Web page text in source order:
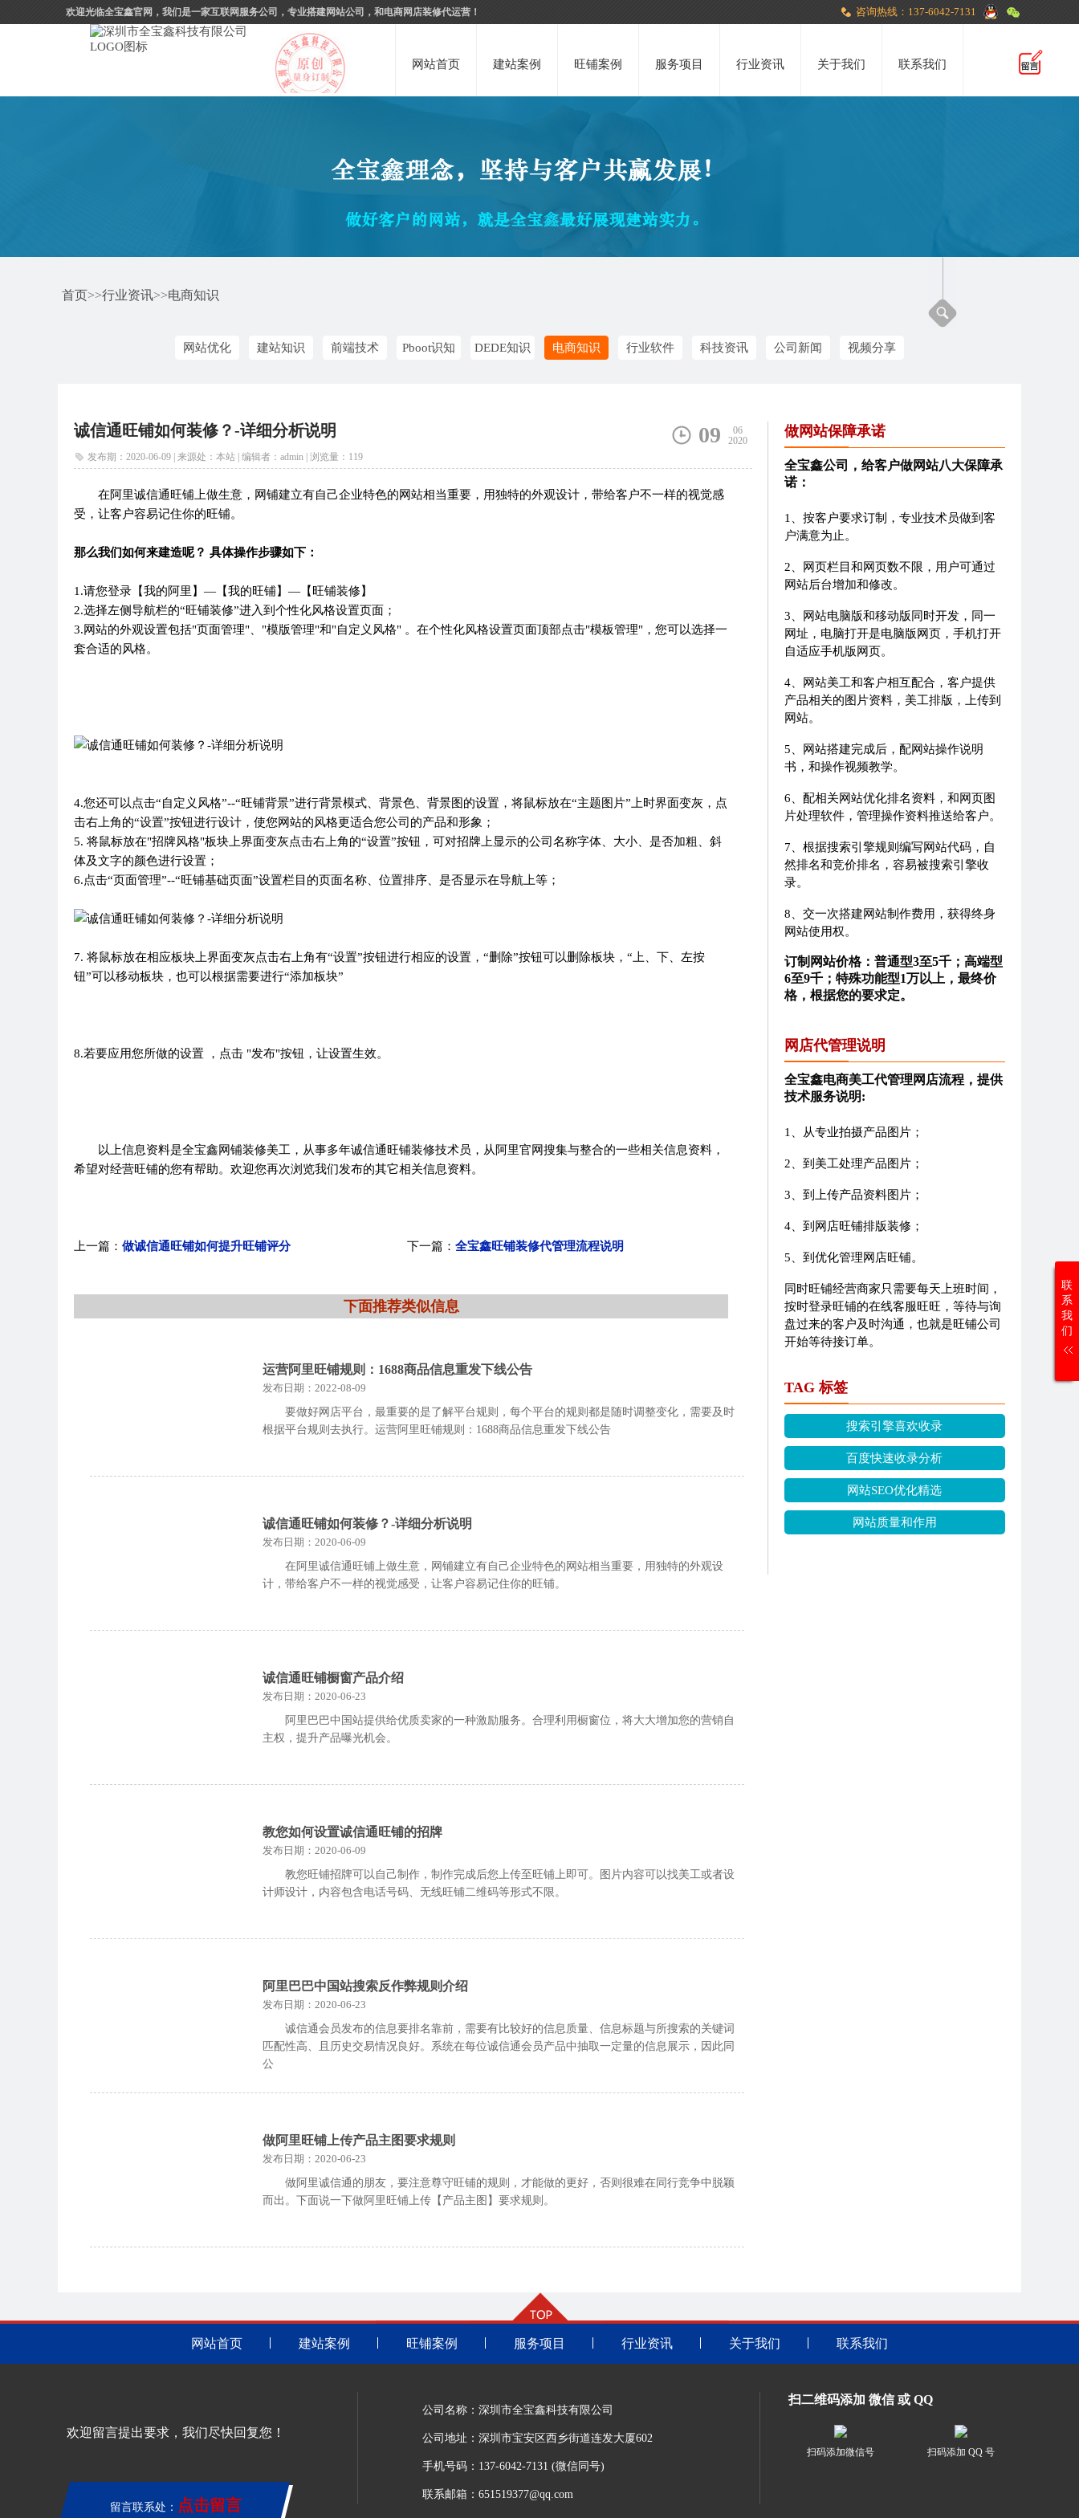
欢迎光临全宝鑫官网，我们是一家互联网服务公司，专业搭建网站公司，和电商网店装修代运营！ 咨询热线：137-6042-7131
网站首页 建站案例 旺铺案例 服务项目 行业资讯 关于我们 联系我们
首页>>行业资讯>>电商知识
网站优化 建站知识 前端技术 Pboot识知 DEDE知识 电商知识 行业软件 科技资讯 公司新闻 视频分享
诚信通旺铺如何装修？-详细分析说明
发布期：2020-06-09 | 来源处：本站 | 编辑者：admin | 浏览量： 119
09
06
2020
在阿里诚信通旺铺上做生意，网铺建立有自己企业特色的网站相当重要，用独特的外观设计，带给客户不一样的视觉感
受，让客户容易记住你的旺铺。
那么我们如何来建造呢？ 具体操作步骤如下：
1.请您登录【我的阿里】—【我的旺铺】—【旺铺装修】
2.选择左侧导航栏的“旺铺装修”进入到个性化风格设置页面；
3.网站的外观设置包括"页面管理"、"模版管理"和"自定义风格" 。在个性化风格设置页面顶部点击"模板管理"，您可以选择一
套合适的风格。
4.您还可以点击“自定义风格”--“旺铺背景”进行背景模式、背景色、背景图的设置，将鼠标放在“主题图片”上时界面变灰，点
击右上角的“设置”按钮进行设计，使您网站的风格更适合您公司的产品和形象；
5. 将鼠标放在"招牌风格"板块上界面变灰点击右上角的“设置”按钮，可对招牌上显示的公司名称字体、大小、是否加粗、斜
体及文字的颜色进行设置；
6.点击“页面管理”--“旺铺基础页面”设置栏目的页面名称、位置排序、是否显示在导航上等；
7. 将鼠标放在相应板块上界面变灰点击右上角有“设置”按钮进行相应的设置，“删除”按钮可以删除板块，“上、下、左按
钮”可以移动板块，也可以根据需要进行“添加板块”
8.若要应用您所做的设置 ，点击 "发布"按钮，让设置生效。
以上信息资料是全宝鑫网铺装修美工，从事多年诚信通旺铺装修技术员，从阿里官网搜集与整合的一些相关信息资料，
希望对经营旺铺的您有帮助。欢迎您再次浏览我们发布的其它相关信息资料。
上一篇： 做诚信通旺铺如何提升旺铺评分 下一篇： 全宝鑫旺铺装修代管理流程说明
下面推荐类似信息
运营阿里旺铺规则：1688商品信息重发下线公告
发布日期：2022-08-09
要做好网店平台，最重要的是了解平台规则，每个平台的规则都是随时调整变化，需要及时
根据平台规则去执行。运营阿里旺铺规则：1688商品信息重发下线公告
诚信通旺铺如何装修？-详细分析说明
发布日期：2020-06-09
在阿里诚信通旺铺上做生意，网铺建立有自己企业特色的网站相当重要，用独特的外观设
计，带给客户不一样的视觉感受，让客户容易记住你的旺铺。
诚信通旺铺橱窗产品介绍
发布日期：2020-06-23
阿里巴巴中国站提供给优质卖家的一种激励服务。合理利用橱窗位，将大大增加您的营销自
主权，提升产品曝光机会。
教您如何设置诚信通旺铺的招牌
发布日期：2020-06-09
教您旺铺招牌可以自己制作，制作完成后您上传至旺铺上即可。图片内容可以找美工或者设
计师设计，内容包含电话号码、无线旺铺二维码等形式不限。
阿里巴巴中国站搜索反作弊规则介绍
发布日期：2020-06-23
诚信通会员发布的信息要排名靠前，需要有比较好的信息质量、信息标题与所搜索的关键词
匹配性高、且历史交易情况良好。系统在每位诚信通会员产品中抽取一定量的信息展示，因此同
公
做阿里旺铺上传产品主图要求规则
发布日期：2020-06-23
做阿里诚信通的朋友，要注意尊守旺铺的规则，才能做的更好，否则很难在同行竞争中脱颖
而出。下面说一下做阿里旺铺上传【产品主图】要求规则。
做网站保障承诺
全宝鑫公司，给客户做网站八大保障承
诺：
1、按客户要求订制，专业技术员做到客
户满意为止。
2、网页栏目和网页数不限，用户可通过
网站后台增加和修改。
3、网站电脑版和移动版同时开发，同一
网址，电脑打开是电脑版网页，手机打开
自适应手机版网页。
4、网站美工和客户相互配合，客户提供
产品相关的图片资料，美工排版，上传到
网站。
5、网站搭建完成后，配网站操作说明
书，和操作视频教学。
6、配相关网站优化排名资料，和网页图
片处理软件，管理操作资料推送给客户。
7、根据搜索引擎规则编写网站代码，自
然排名和竞价排名，容易被搜索引擎收
录。
8、交一次搭建网站制作费用，获得终身
网站使用权。
订制网站价格：普通型3至5千；高端型
6至9千；特殊功能型1万以上，最终价
格，根据您的要求定。
网店代管理说明
全宝鑫电商美工代管理网店流程，提供
技术服务说明:
1、从专业拍摄产品图片；
2、到美工处理产品图片；
3、到上传产品资料图片；
4、到网店旺铺排版装修；
5、到优化管理网店旺铺。
同时旺铺经营商家只需要每天上班时间，
按时登录旺铺的在线客服旺旺，等待与询
盘过来的客户及时沟通，也就是旺铺公司
开始等待接订单。
TAG 标签
搜索引擎喜欢收录
百度快速收录分析
网站SEO优化精选
网站质量和作用
网站首页 建站案例 旺铺案例 服务项目 行业资讯 关于我们 联系我们
欢迎留言提出要求，我们尽快回复您！
留言联系处： 点击留言
公司名称：深圳市全宝鑫科技有限公司
公司地址：深圳市宝安区西乡街道连发大厦602
手机号码：137-6042-7131 (微信同号)
联系邮箱：651519377@qq.com
扫二维码添加 微信 或 QQ
扫码添加微信号 扫码添加 QQ 号
联
系
我
们